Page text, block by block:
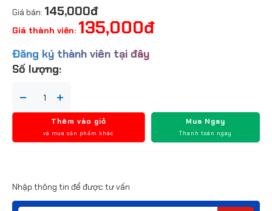
Giá bán: 145,000đ
Giá thành viên: 135,000đ
Đăng ký thành viên tại đây
Số lượng:
Thêm vào giỏ
và mua sản phẩm khác
Mua Ngay
Thanh toán ngay
Nhập thông tin để được tư vấn